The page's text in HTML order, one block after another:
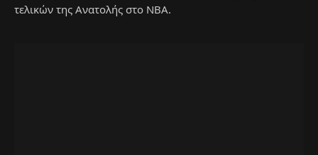
τελικών της Ανατολής στο NBA.